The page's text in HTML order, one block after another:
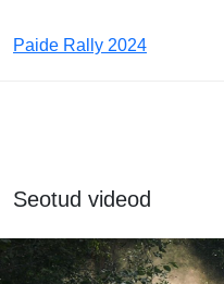
Paide Rally 2024
Seotud videod